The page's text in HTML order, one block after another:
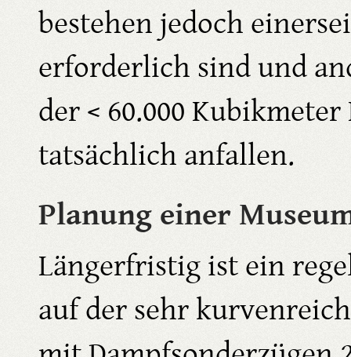
bestehen jedoch
erforderlich sind und
der < 60.000
tatsächlich anfallen.
Planung einer
Längerfristig ist ein
auf der sehr